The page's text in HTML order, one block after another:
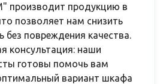
производит продукцию в
позволяет нам снизить
без повреждения качества.
консультация: наши
готовы помочь вам
вариант шкафа